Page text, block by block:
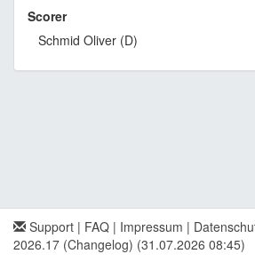
Scorer
Schmid Oliver (D)
Support | FAQ | Impressum |
2026.17 (Changelog) (31.07.2026 08:45)